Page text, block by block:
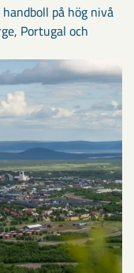
på hög nivå
Portugal och